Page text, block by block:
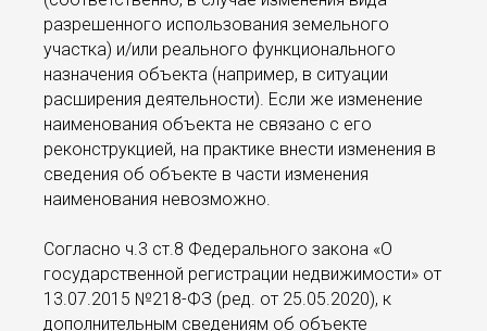
разрешенного использования земельного
участка) и/или реального функционального
назначения объекта (например, в ситуации
расширения деятельности). Если же изменение
наименования объекта не связано с его
реконструкцией, на практике внести изменения в
сведения об объекте в части изменения
наименования невозможно.
Согласно ч.3 ст.8 Федерального закона «О
государственной регистрации недвижимости» от
13.07.2015 №218-ФЗ (ред. от 25.05.2020), к
дополнительным сведениям об объекте